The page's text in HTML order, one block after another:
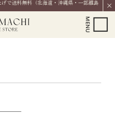
で送料無料（北海道・沖縄県・一部離島